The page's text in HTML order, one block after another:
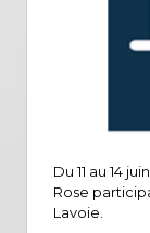
Du 11 au 14
Rose
Lavoie.